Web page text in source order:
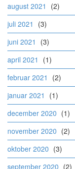
august 2021
(2)
juli 2021
(3)
juni 2021
(3)
april 2021
(1)
februar 2021
(2)
januar 2021
(1)
december 2020 (1)
november 2020 (2)
oktober 2020 (3)
september 2020 (2)